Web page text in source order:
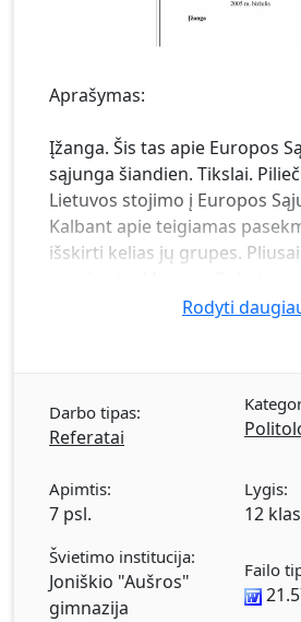
Aprašymas:
Įžanga. Šis tas apie Europos
sąjunga šiandien. Tikslai.
Lietuvos stojimo į Europos
Kalbant apie teigiamas
išskirti kelias jų grupes.
Rodyti
Darbo tipas:
Referatai
Apimtis:
7 psl.
Lygis:
12
Švietimo institucija:
Joniškio "Aušros"
gimnazija
Failo